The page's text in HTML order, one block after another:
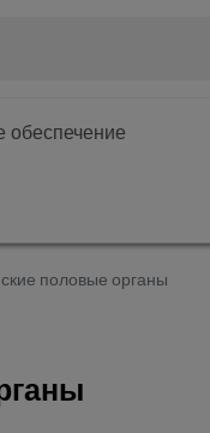
обеспечение
половые органы